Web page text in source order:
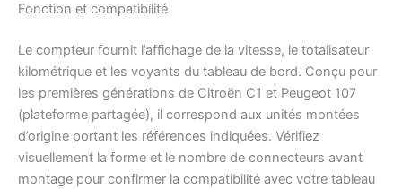
Fonction et compatibilité
Le compteur fournit l’affichage de la vitesse, le totalisateur
kilométrique et les voyants du tableau de bord. Conçu pour
les premières générations de Citroën C1 et Peugeot 107
(plateforme partagée), il correspond aux unités montées
d’origine portant les références indiquées. Vérifiez
visuellement la forme et le nombre de connecteurs avant
montage pour confirmer la compatibilité avec votre tableau